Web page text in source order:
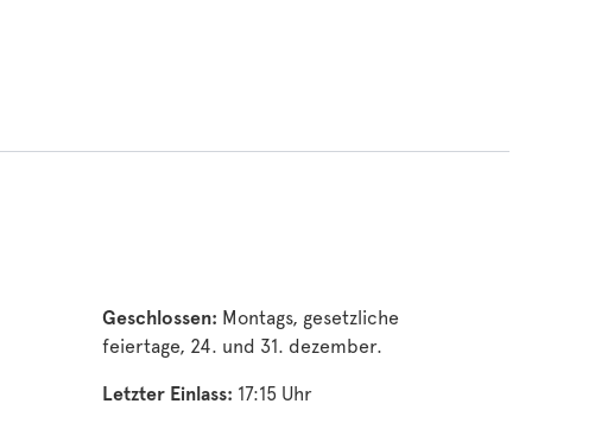
Geschlossen: Montags, gesetzliche
feiertage, 24. und 31. dezember.
Letzter Einlass: 17:15 Uhr